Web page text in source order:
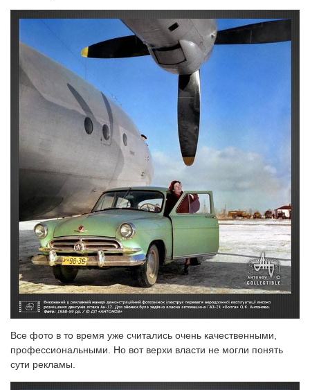
Все фото в то время уже считались очень качественными,
профессиональными. Но вот верхи власти не могли понять
сути рекламы.